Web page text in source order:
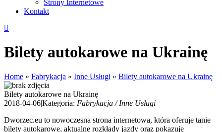
Strony Internetowe
Kontakt
Bilety autokarowe na Ukrainę
Home » Fabrykacja » Inne Usługi » Bilety autokarowe na Ukrainę
Bilety autokarowe na Ukrainę
2018-04-06|Kategoria: Fabrykacja / Inne Usługi
Dworzec.eu to nowoczesna strona internetowa, która oferuje tanie
bilety autokarowe, aktualne rozkłady jazdy oraz pokazuje